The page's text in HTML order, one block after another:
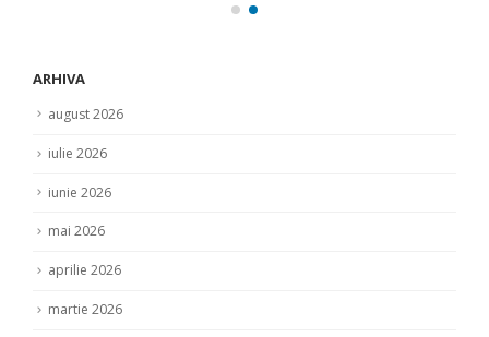
ARHIVA
august 2026
iulie 2026
iunie 2026
mai 2026
aprilie 2026
martie 2026